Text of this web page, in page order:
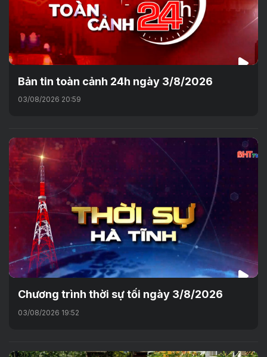
Bản tin toàn cảnh 24h ngày 3/8/2026
03/08/2026 20:59
Chương trình thời sự tối ngày 3/8/2026
03/08/2026 19:52